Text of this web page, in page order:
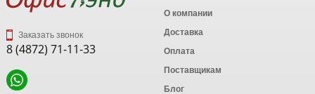
Заказать звонок
8 (4872) 71-11-33
О компании
Доставка
Оплата
Поставщикам
Блог